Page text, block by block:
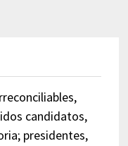
candidatos,
presidentes,